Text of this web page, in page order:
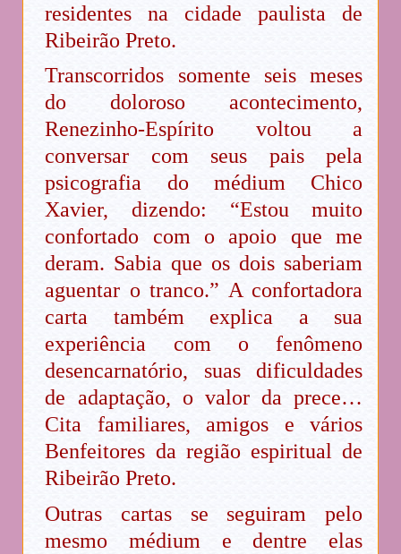
residentes na cidade paulista de
Ribeirão Preto.
Transcorridos somente seis meses
do doloroso acontecimento,
Renezinho-Espírito voltou a
conversar com seus pais pela
psicografia do médium Chico
Xavier, dizendo: “Estou muito
confortado com o apoio que me
deram. Sabia que os dois saberiam
aguentar o tranco.” A confortadora
carta também explica a sua
experiência com o fenômeno
desencarnatório, suas dificuldades
de adaptação, o valor da prece…
Cita familiares, amigos e vários
Benfeitores da região espiritual de
Ribeirão Preto.
Outras cartas se seguiram pelo
mesmo médium e dentre elas